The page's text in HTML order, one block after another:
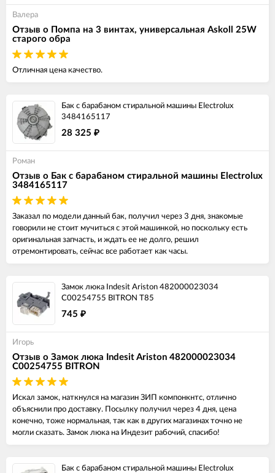
Валера
Отзыв о Помпа на 3 винтах, универсальная Askoll 25W
старого обра
Отличная цена качество.
Бак с барабаном стиральной машины Electrolux
3484165117
28 325 ₽
Роман
Отзыв о Бак с барабаном стиральной машины Electrolux
3484165117
Заказал по модели данный бак, получил через 3 дня, знакомые
говорили не стоит мучиться с этой машинкой, но поскольку есть
оригинальная запчасть, и ждать ее не долго, решил
отремонтировать, сейчас все работает как часы.
Замок люка Indesit Ariston 482000023034
C00254755 BITRON T85
745 ₽
Игорь
Отзыв о Замок люка Indesit Ariston 482000023034
C00254755 BITRON
Искал замок, наткнулся на магазин ЗИП компонкнтс, отлично
объяснили про доставку. Посылку получил через 4 дня, цена
конечно, тоже нормальная, так как в других магазинах точно не
могли сказать. Замок люка на Индезит рабочий, спасибо!
Бак с барабаном стиральной машины Electrolux